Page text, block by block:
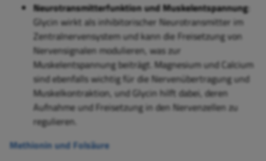
Neurotransmitterfunktion und Muskelentspannung:
Glycin wirkt als inhibitorischer Neurotransmitter im
Zentralnervensystem und kann die Freisetzung von
Nervensignalen modulieren, was zur
Muskelentspannung beiträgt. Magnesium und Calcium
sind ebenfalls wichtig für die Nervenübertragung und
Muskelkontraktion, und Glycin hilft dabei, deren
Aufnahme und Freisetzung in den Nervenzellen zu
regulieren.
Methionin und Folsäure